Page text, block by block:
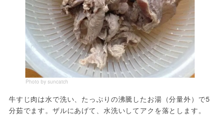
Photo by suncatch
牛すじ肉は水で洗い、たっぷりの沸騰したお湯（分量外）で5
分茹でます。ザルにあげて、水洗いしてアクを落とします。